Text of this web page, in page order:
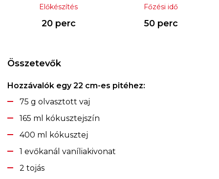
Előkészítés
20 perc
Főzési idő
50 perc
Összetevők
Hozzávalók egy 22 cm-es pitéhez:
75 g olvasztott vaj
165 ml kókusztejszín
400 ml kókusztej
1 evőkanál vaníliakivonat
2 tojás